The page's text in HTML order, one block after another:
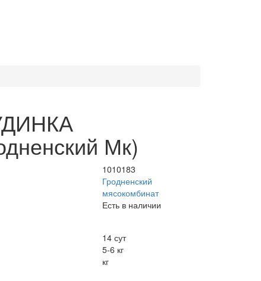
Мк)
1010183
Гродненский
мясокомбинат
Есть в наличии
14 сут
5-6 кг
кг